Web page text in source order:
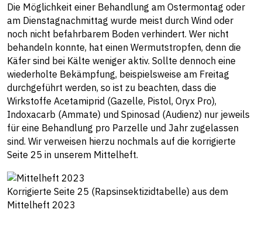
Die Möglichkeit einer Behandlung am Ostermontag oder
am Dienstagnachmittag wurde meist durch Wind oder
noch nicht befahrbarem Boden verhindert. Wer nicht
behandeln konnte, hat einen Wermutstropfen, denn die
Käfer sind bei Kälte weniger aktiv. Sollte dennoch eine
wiederholte Bekämpfung, beispielsweise am Freitag
durchgeführt werden, so ist zu beachten, dass die
Wirkstoffe Acetamiprid (Gazelle, Pistol, Oryx Pro),
Indoxacarb (Ammate) und Spinosad (Audienz) nur jeweils
für eine Behandlung pro Parzelle und Jahr zugelassen
sind. Wir verweisen hierzu nochmals auf die korrigierte
Seite 25 in unserem Mittelheft.
Korrigierte Seite 25 (Rapsinsektizidtabelle) aus dem
Mittelheft 2023